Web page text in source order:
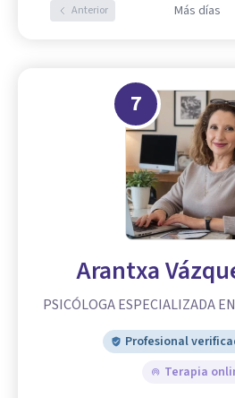
Anterior Más días
7
Arantxa
PSICÓLOGA ESPECIALIZADA
Profesional
Terapia